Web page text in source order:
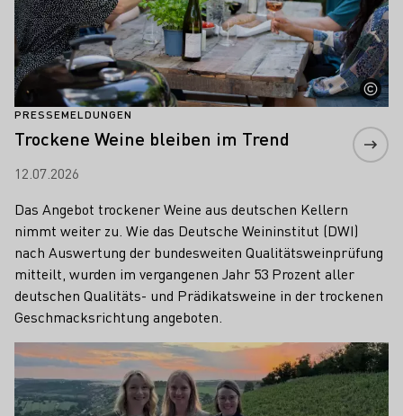
PRESSEMELDUNGEN
Trockene Weine bleiben im Trend
12.07.2026
Das Angebot trockener Weine aus deutschen Kellern
nimmt weiter zu. Wie das Deutsche Weininstitut (DWI)
nach Auswertung der bundesweiten Qualitätsweinprüfung
mitteilt, wurden im vergangenen Jahr 53 Prozent aller
deutschen Qualitäts- und Prädikatsweine in der trockenen
Geschmacksrichtung angeboten.
Mehr erfahren